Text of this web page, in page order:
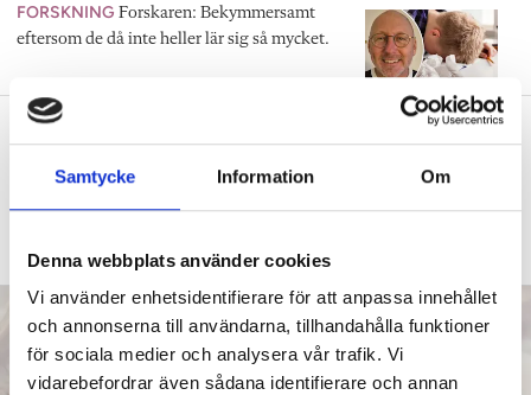
Samtycke Information Om
Denna webbplats använder cookies
Vi använder enhetsidentifierare för att anpassa innehållet
och annonserna till användarna, tillhandahålla funktioner
för sociala medier och analysera vår trafik. Vi
vidarebefordrar även sådana identifierare och annan
FORSKNING Forskaren: Bekymmersamt
eftersom de då inte heller lär sig så mycket.
Intensivträning stärker flerspråkiga
elevers ordförråd